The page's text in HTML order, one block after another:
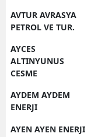
AVTUR AVRASYA
PETROL VE TUR.
AYCES
ALTINYUNUS
CESME
AYDEM AYDEM
ENERJI
AYEN AYEN ENERJI